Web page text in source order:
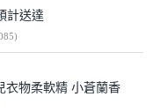
計送達
)
衣物柔軟精 小蒼蘭香